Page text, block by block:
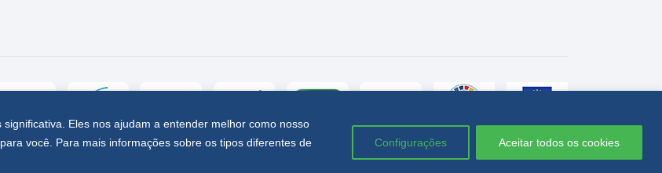
Eles nos ajudam a entender melhor como nosso
você. Para mais informações sobre os tipos diferentes de
Configurações Aceitar todos os cookies
Política de privacidade